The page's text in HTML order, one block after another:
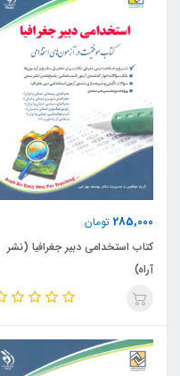
285,000 تومان
کتاب استخدامی دبیر جغرافیا (نشر
آراه)